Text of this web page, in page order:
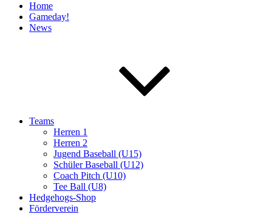
Home
Gameday!
News
Teams
Herren 1
Herren 2
Jugend Baseball (U15)
Schüler Baseball (U12)
Coach Pitch (U10)
Tee Ball (U8)
Hedgehogs-Shop
Förderverein